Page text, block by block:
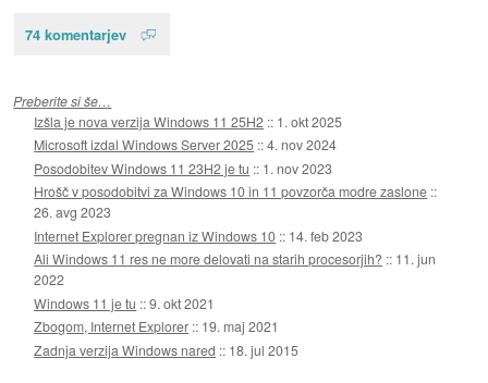
74 komentarjev
Preberite si še…
Izšla je nova verzija Windows 11 25H2 :: 1. okt 2025
Microsoft izdal Windows Server 2025 ::4. nov 2024
Posodobitev Windows 11 23H2 je tu :: 1. nov 2023
Hrošč v posodobitvi za Windows 10 in 11 povzorča modre zaslone ::
26. avg 2023
Internet Explorer pregnan iz Windows 10 :: 14. feb 2023
Ali Windows 11 res ne more delovati na starih procesorjih? :: 11. jun
2022
Windows 11 je tu ::9. okt 2021
Zbogom, Internet Explorer :: 19. maj 2021
Zadnja verzija Windows nared :: 18. jul 2015